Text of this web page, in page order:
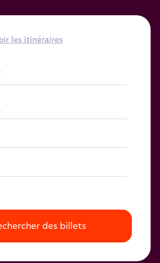
les itinéraires
des billets